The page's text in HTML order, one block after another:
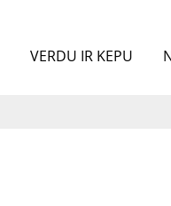
VERDU IR KEPU